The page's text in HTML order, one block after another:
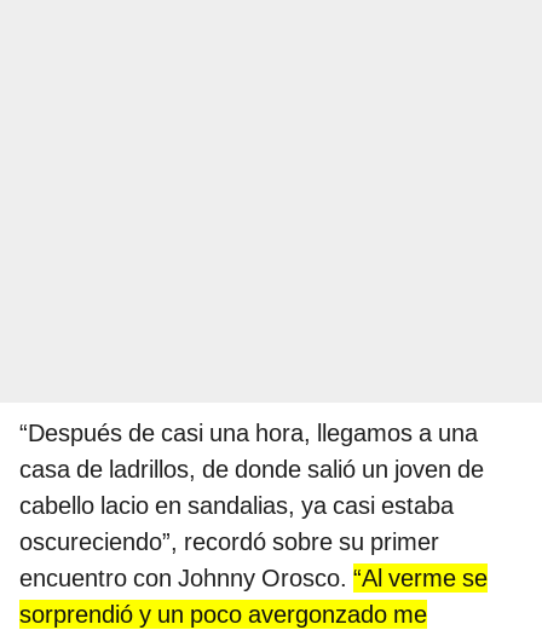
“Después de casi una hora, llegamos a una
casa de ladrillos, de donde salió un joven de
cabello lacio en sandalias, ya casi estaba
oscureciendo”, recordó sobre su primer
encuentro con Johnny Orosco. “Al verme se
sorprendió y un poco avergonzado me